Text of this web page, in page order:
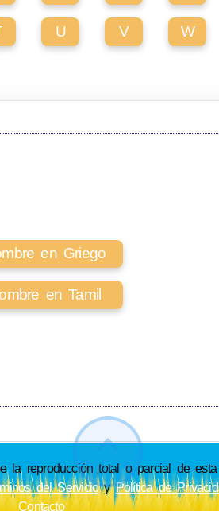
U V W
en Griego
en Tamil
reproducción total o parcial de
del ServicioyPolítica de
Contacto